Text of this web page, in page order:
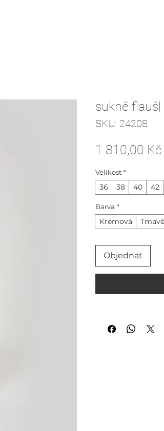
sukně
SKU: 24208
1 810,00 Kč
Velikost *
36 38 40 42
Barva *
Krémová
Objednat